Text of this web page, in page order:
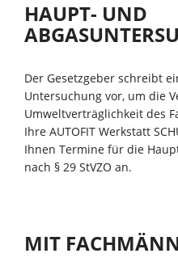
HAUPT- UND
Der Gesetzgeber schreibt
Untersuchung vor, um die
Umweltverträglichkeit des
Ihre AUTOFIT Werkstatt
Ihnen Termine für die
nach § 29 StVZO an.
MIT